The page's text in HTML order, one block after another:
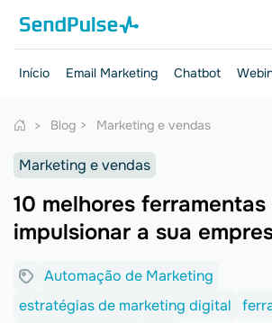
Início Email Marketing Chatbot
Blog Marketing e vendas
Marketing e vendas
10 melhores
impulsionar a sua
Automação de Marketing
estratégias de marketing digital